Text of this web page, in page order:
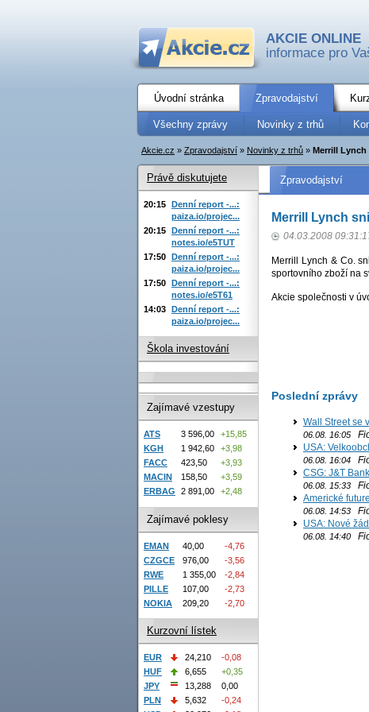
AKCIE ONLINE
informace pro
Úvodní stránka Zpravodajství
Všechny zprávy Novinky z trhů
Akcie.cz » Zpravodajství » Novinky z trhů » Merrill
Zpravodajství
Merrill Lynch
04.03.2008
Merrill Lynch & Co.
sportovního zboží na
Akcie společnosti v
Poslední zprávy
Wall Street se
06.08. 16:05
USA:
06.08. 16:04
CSG: J&T
06.08. 15:33
Americké
06.08. 14:53
USA: Nové
06.08. 14:40
Právě diskutujete
20:15 Denní report -...:
paiza.io/projec...
20:15 Denní report -...:
notes.io/e5TUT
17:50 Denní report -...:
paiza.io/projec...
17:50 Denní report -...:
notes.io/e5T61
14:03 Denní report -...:
paiza.io/projec...
Škola investování
Zajímavé vzestupy
ATS 3 596,00
+15,85
KGH
1 942,60
+3,98
FACC
423,50
+3,93
MACIN
158,50
+3,59
ERBAG
2 891,00 +2,48
Zajímavé poklesy
EMAN 40,00
-4,76
CZGCE
976,00
-3,56
RWE
1 355,00
-2,84
PILLE
107,00
-2,73
NOKIA
209,20 -2,70
Kurzovní lístek
EUR 24,210
-0,08
HUF
6,655
+0,35
JPY
13,288
0,00
PLN
5,632
-0,24